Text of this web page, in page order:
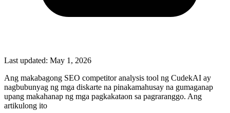
Last updated: May 1, 2026
Ang makabagong SEO competitor analysis tool ng CudekAI ay
nagbubunyag ng mga diskarte na pinakamahusay na gumaganap
upang makahanap ng mga pagkakataon sa pagraranggo. Ang
artikulong ito